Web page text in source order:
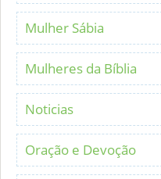
Mulher Sábia
Mulheres da Bíblia
Noticias
Oração e Devoção